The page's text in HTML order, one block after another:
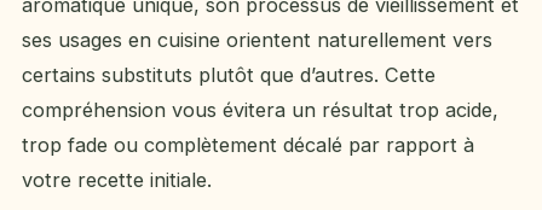
aromatique unique, son processus de vieillissement et
ses usages en cuisine orientent naturellement vers
certains substituts plutôt que d’autres. Cette
compréhension vous évitera un résultat trop acide,
trop fade ou complètement décalé par rapport à
votre recette initiale.